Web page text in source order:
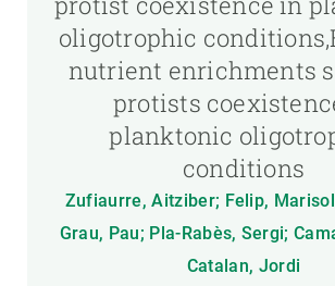
oligotrophic
nutrient enrichments
protists
planktonic
conditions
Zufiaurre, Aitziber; Felip,
Grau, Pau; Pla-Rabès, Sergi;
Catalan, Jordi